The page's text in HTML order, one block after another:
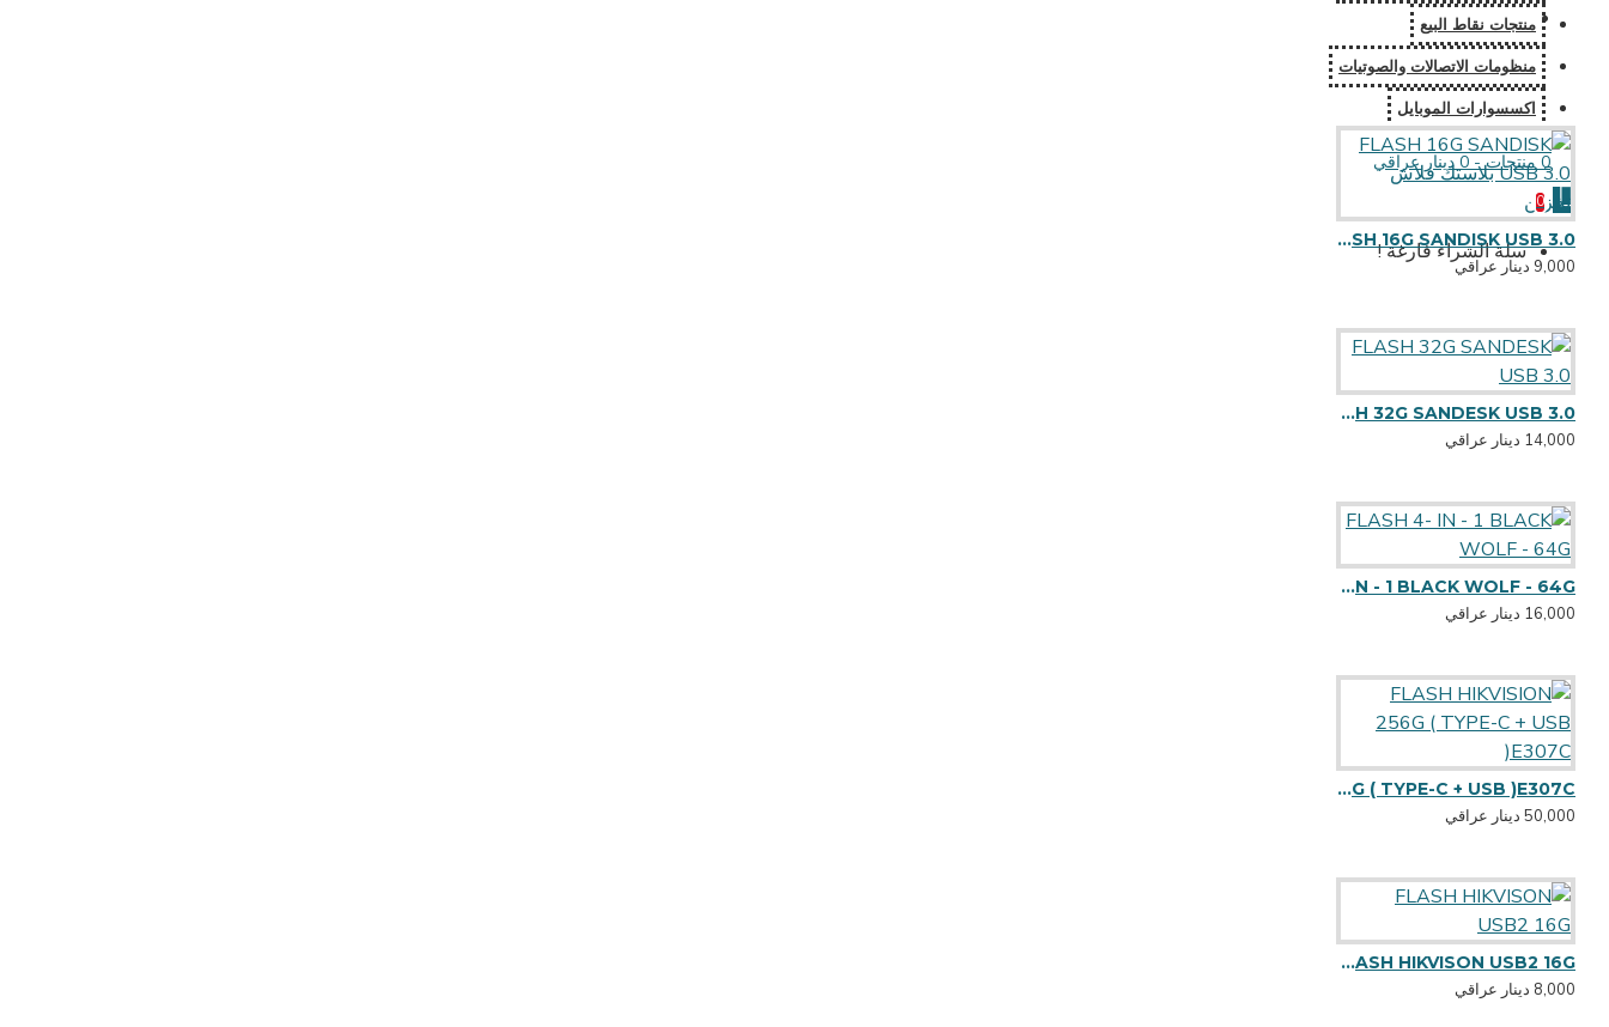
منتجات نقاط البيع
منظومات الاتصالات والصوتيات
اكسسوارات الموبايل
0 منتجات - 0 دينار عراقي
0
سلة الشراء فارغة !
FLASH 16G SANDISK USB 3.0 بلاستك فلاش تخزين
9,000 دينار عراقي
FLASH 32G SANDESK USB 3.0
14,000 دينار عراقي
FLASH 4- IN - 1 BLACK WOLF - 64G
16,000 دينار عراقي
FLASH HIKVISION 256G ( TYPE-C + USB )E307C
50,000 دينار عراقي
FLASH HIKVISON USB2 16G
8,000 دينار عراقي